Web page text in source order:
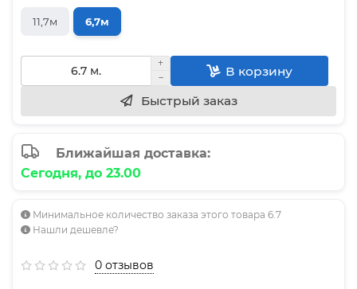
11,7м 6,7м
В корзину
Быстрый заказ
Ближайшая доставка:
Сегодня, до 23.00
Минимальное количество заказа этого товара 6.7
Нашли дешевле?
0 отзывов